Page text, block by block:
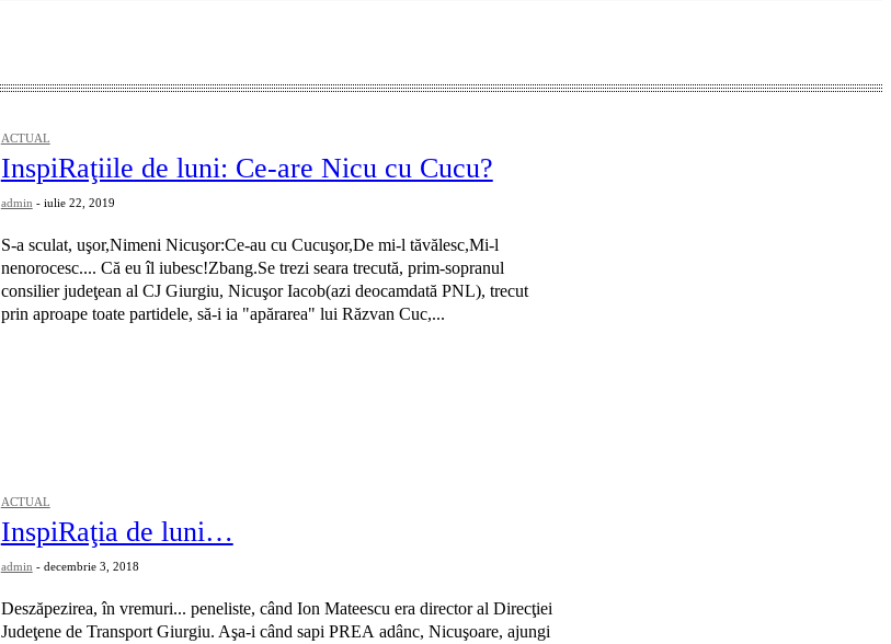
ACTUAL
InspiRaţiile de luni: Ce-are Nicu cu Cucu?
admin - iulie 22, 2019
S-a sculat, uşor,Nimeni Nicuşor:Ce-au cu Cucuşor,De mi-l tăvălesc,Mi-l
nenorocesc.... Că eu îl iubesc!Zbang.Se trezi seara trecută, prim-sopranul
consilier judeţean al CJ Giurgiu, Nicuşor Iacob(azi deocamdată PNL), trecut
prin aproape toate partidele, să-i ia "apărarea" lui Răzvan Cuc,...
ACTUAL
InspiRaţia de luni…
admin - decembrie 3, 2018
Deszăpezirea, în vremuri... peneliste, când Ion Mateescu era director al Direcţiei
Judeţene de Transport Giurgiu. Aşa-i când sapi PREA adânc, Nicuşoare, ajungi